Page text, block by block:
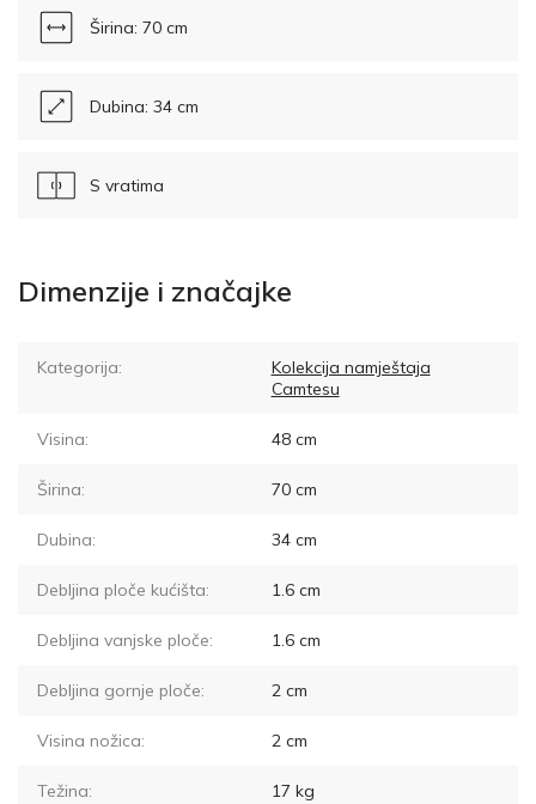
Širina: 70 cm
Dubina: 34 cm
S vratima
Dimenzije i značajke
Kategorija:
Kolekcija namještaja
Camtesu
Visina: 48cm
Širina: 70cm
Dubina: 34cm
Debljina ploče kućišta: 1.6cm
Debljina vanjske ploče: 1.6cm
Debljina gornje ploče: 2cm
Visina nožica: 2cm
Težina: 17 kg